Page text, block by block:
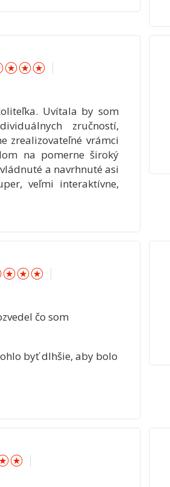
☆☆☆ ☆
Uvítala by som
zručností,
zrealizovateľné vrámci
na pomerne široký
a navrhnuté asi
veľmi interaktívne,
☆☆☆ ☆
čo som
byť dlhšie, aby bolo
☆ ☆